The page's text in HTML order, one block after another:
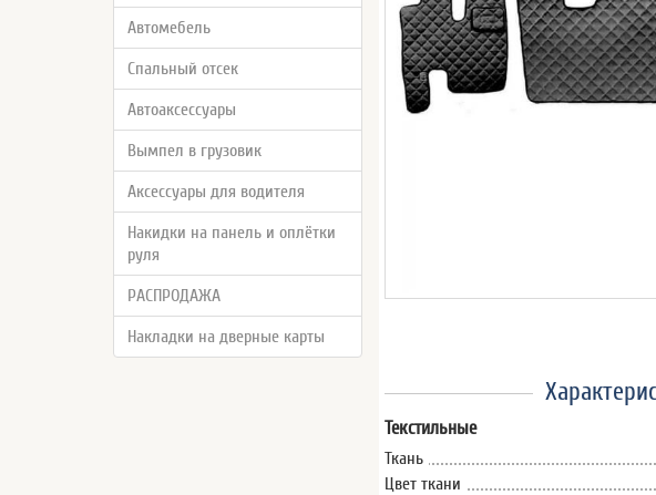
Автомебель
Спальный отсек
Автоаксессуары
Вымпел в грузовик
Аксессуары для водителя
Накидки на панель и оплётки
руля
РАСПРОДАЖА
Накладки на дверные карты
Текстильные
Ткань
Цвет ткани